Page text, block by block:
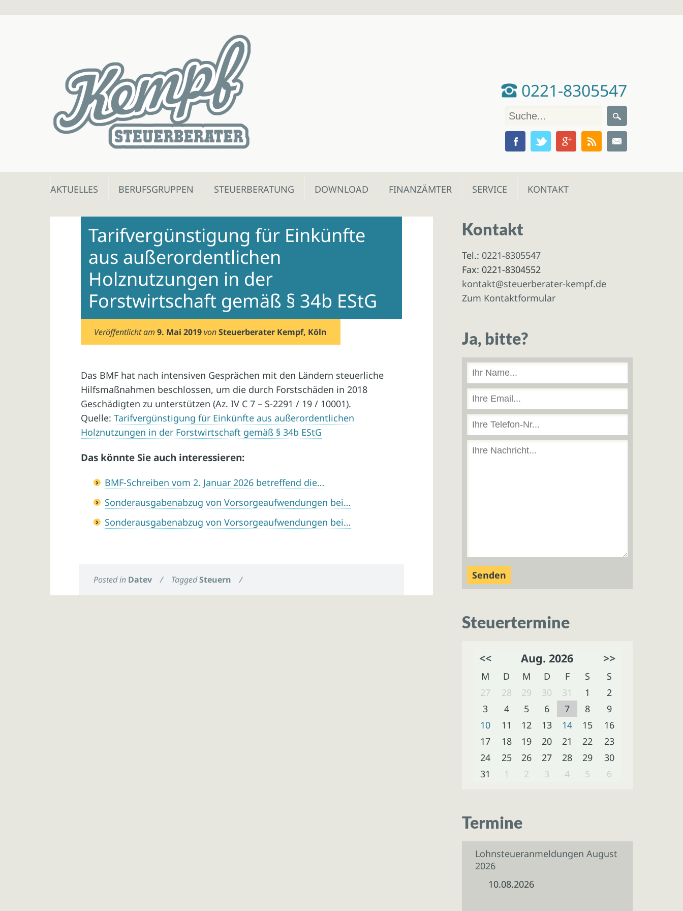
0221-8305547
Skip
AKTUELLES BERUFSGRUPPEN STEUERBERATUNG DOWNLOAD FINANZÄMTER SERVICE KONTAKT
Tarifvergünstigung für Einkünfte
aus außerordentlichen
Holznutzungen in der
Forstwirtschaft gemäß § 34b EStG
Veröffentlicht am9. Mai 2019 vonSteuerberater Kempf, Köln
Das BMF hat nach intensiven Gesprächen mit den Ländern steuerliche
Hilfsmaßnahmen beschlossen, um die durch Forstschäden in 2018
Geschädigten zu unterstützen (Az. IV C 7 – S-2291 / 19 / 10001).
Quelle:Tarifvergünstigung für Einkünfte aus außerordentlichen
Holznutzungen in der Forstwirtschaft gemäß § 34b EStG
Das könnte Sie auch interessieren:
BMF-Schreiben vom 2. Januar 2026 betreffend die…
Sonderausgabenabzug von Vorsorgeaufwendungen bei…
Sonderausgabenabzug von Vorsorgeaufwendungen bei…
Posted in Datev / TaggedSteuern /
Kontakt
Tel.: 0221-8305547
Fax: 0221-8304552
kontakt@steuerberater-kempf.de
Zum Kontaktformular
Ja, bitte?
Steuertermine
<< Aug. 2026 >>
M D M D F S
S
27
28 29 30 31 1
2
3
4 5 6 7 8
9
10
11 12 13 14 15
16
17
18 19 20 21 22
23
24
25 26 27 28 29
30
31
1 2 3 4 5 6
Termine
Lohnsteueranmeldungen August
2026
10.08.2026